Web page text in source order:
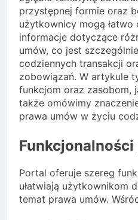
przystępnej formie oraz
użytkownicy mogą łatwo
informacje dotyczące
umów, co jest
codziennych transakcji
zobowiązań. W artykule
funkcjom oraz zasobom,
także omówimy
prawa umów w życiu
Portal oferuje szereg
ułatwiają użytkownikom
temat prawa umów.